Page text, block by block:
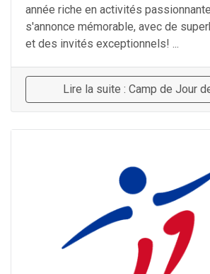
année riche en activités
s'annonce mémorable, avec de
et des invités exceptionnels! ...
Lire la suite : Camp de Jour de